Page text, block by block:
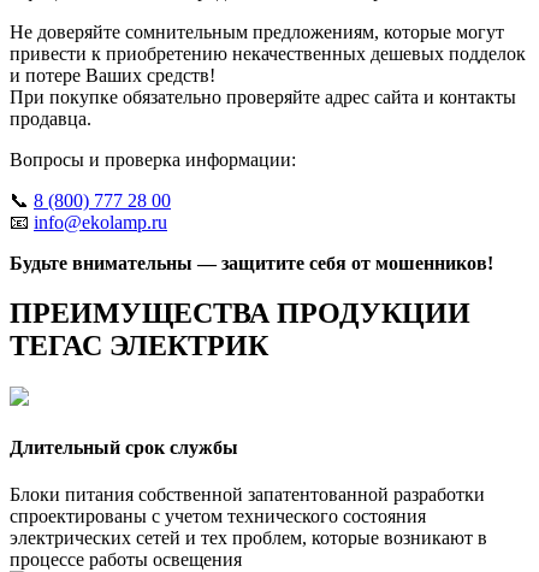
Не доверяйте сомнительным предложениям, которые могут
привести к приобретению некачественных дешевых подделок
и потере Ваших средств!
При покупке обязательно проверяйте адрес сайта и контакты
продавца.
Вопросы и проверка информации:
📞 8 (800) 777 28 00
📧 info@ekolamp.ru
Будьте внимательны — защитите себя от мошенников!
ПРЕИМУЩЕСТВА ПРОДУКЦИИ
ТЕГАС ЭЛЕКТРИК
Длительный срок службы
Блоки питания собственной запатентованной разработки
спроектированы с учетом технического состояния
электрических сетей и тех проблем, которые возникают в
процессе работы освещения